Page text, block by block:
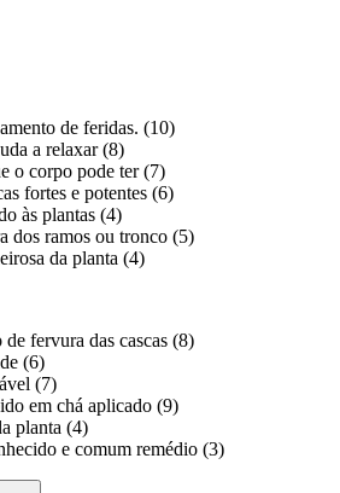
de feridas. (10)
a relaxar (8)
o corpo pode ter (7)
fortes e potentes (6)
às plantas (4)
dos ramos ou tronco (5)
da planta (4)
fervura das cascas (8)
(6)
(7)
em chá aplicado (9)
planta (4)
e comum remédio (3)